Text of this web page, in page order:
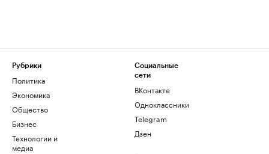
Рубрики
Политика
Экономика
Общество
Бизнес
Технологии и
медиа
Социальные
сети
ВКонтакте
Одноклассники
Telegram
Дзен